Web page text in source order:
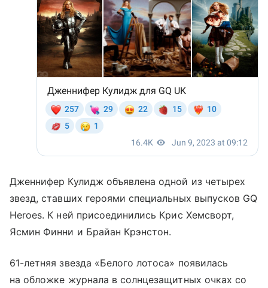
Дженнифер Кулидж объявлена одной из четырех
звезд, ставших героями специальных выпусков GQ
Heroes. К ней присоединились Крис Хемсворт,
Ясмин Финни и Брайан Крэнстон.
61-летняя звезда «Белого лотоса» появилась
на обложке журнала в солнцезащитных очках со